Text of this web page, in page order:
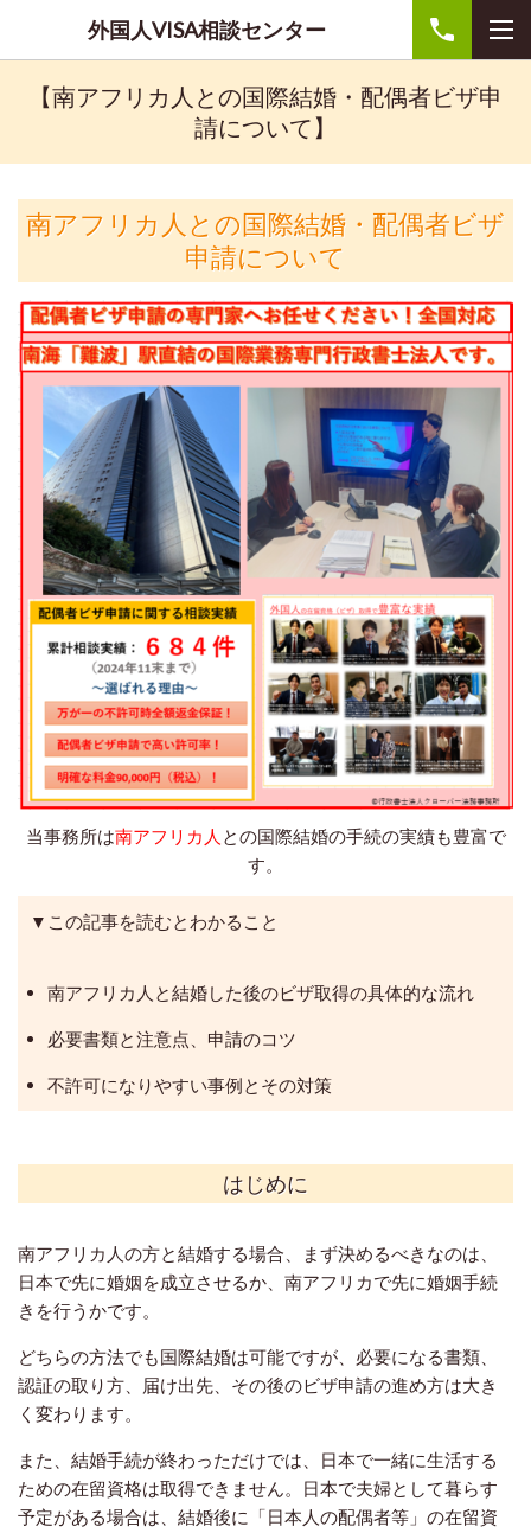
外国人VISA相談センター
【南アフリカ人との国際結婚・配偶者ビザ申
請について】
南アフリカ人との国際結婚・配偶者ビザ
申請について
当事務所は南アフリカ人 との国際結婚の手続の実績も豊富で
す。
▼この記事を読むとわかること
南アフリカ人と結婚した後のビザ取得の具体的な流れ
必要書類と注意点、申請のコツ
不許可になりやすい事例とその対策
はじめに
南アフリカ人の方と結婚する場合、まず決めるべきなのは、
日本で先に婚姻を成立させるか、南アフリカで先に婚姻手続
きを行うかです。
どちらの方法でも国際結婚は可能ですが、必要になる書類、
認証の取り方、届け出先、その後のビザ申請の進め方は大き
く変わります。
また、結婚手続が終わっただけでは、日本で一緒に生活する
ための在留資格は取得できません。日本で夫婦として暮らす
予定がある場合は、結婚後に「日本人の配偶者等」の在留資